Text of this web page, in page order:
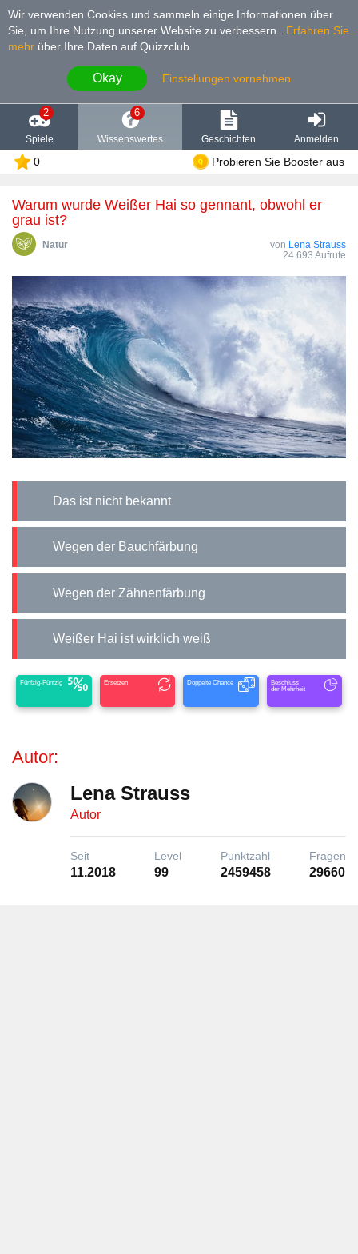
Wir verwenden Cookies und sammeln einige Informationen über
Sie, um Ihre Nutzung unserer Website zu verbessern.
Erfahren Sie
mehr über Ihre Daten auf Quizzclub.
Okay Einstellungen vornehmen
2
Spiele
6
Wissenswertes Geschichten Anmelden
0 Probieren Sie Booster aus
Warum wurde Weißer Hai so gennant, obwohl er
grau ist?
Natur von Lena Strauss
24.693 Aufrufe
Das ist nicht bekannt
Wegen der Bauchfärbung
Wegen der Zähnenfärbung
Weißer Hai ist wirklich weiß
Fünfzig-Fünfzig Ersetzen Doppelte Chance
Beschluss
der Mehrheit
Autor:
Lena Strauss
Autor
Seit
11.2018
Level
99
Punktzahl
2459458
Fragen
29660